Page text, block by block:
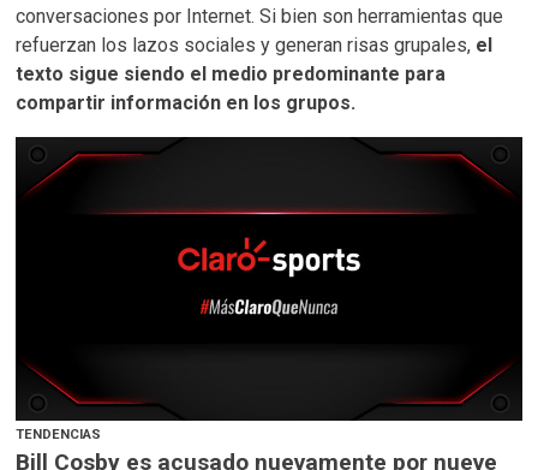
conversaciones por Internet. Si bien son herramientas que
refuerzan los lazos sociales y generan risas grupales, el
texto sigue siendo el medio predominante para
compartir información en los grupos.
TENDENCIAS
Bill Cosby es acusado nuevamente por nueve